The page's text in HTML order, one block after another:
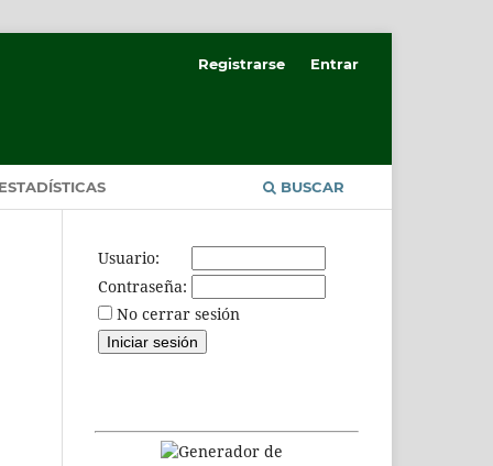
BUSCAR
Registrarse Entrar
Usuario:
Contraseña:
No cerrar sesión